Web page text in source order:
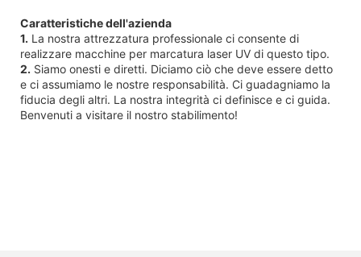
Caratteristiche dell'azienda
1. La nostra attrezzatura professionale ci consente di
realizzare macchine per marcatura laser UV di questo tipo.
2. Siamo onesti e diretti. Diciamo ciò che deve essere detto
e ci assumiamo le nostre responsabilità. Ci guadagniamo la
fiducia degli altri. La nostra integrità ci definisce e ci guida.
Benvenuti a visitare il nostro stabilimento!